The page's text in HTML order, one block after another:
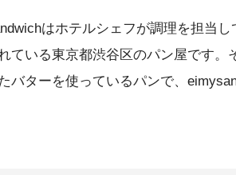
はホテルシェフが調理を担当
ている東京都渋谷区のパン屋です
バターを使っているパンで、